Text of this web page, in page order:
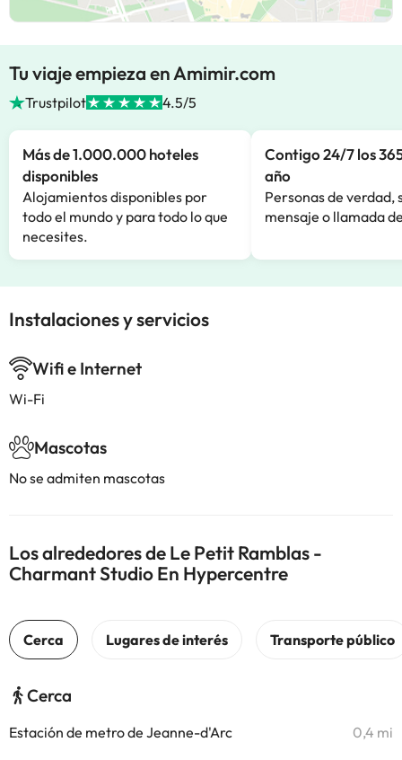
Tu viaje empieza en Amimir.com
Trustpilot 4.5/5
Más de 1.000.000 hoteles
disponibles
Alojamientos disponibles por
todo el mundo y para todo lo que
necesites.
Contigo 24/7 los
año
Personas de verdad,
mensaje o llamada
Instalaciones y servicios
Wifi e Internet
Wi-Fi
Mascotas
No se admiten mascotas
Los alrededores de Le Petit Ramblas -
Charmant Studio En Hypercentre
Cerca
Estación de metro de Jeanne-d'Arc 0,4 mi